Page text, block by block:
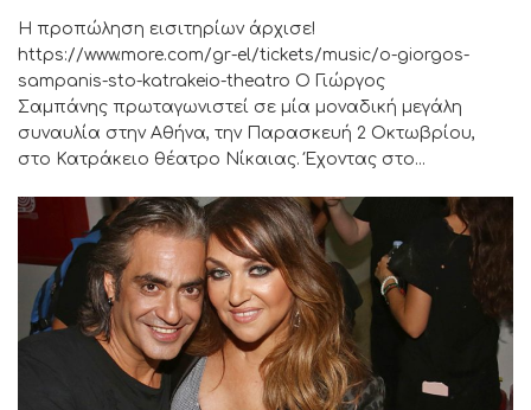
Η προπώληση εισιτηρίων άρχισε!
https://www.more.com/gr-el/tickets/music/o-giorgos-
sampanis-sto-katrakeio-theatro Ο Γιώργος
Σαμπάνης πρωταγωνιστεί σε μία μοναδική μεγάλη
συναυλία στην Αθήνα, την Παρασκευή 2 Οκτωβρίου,
στο Κατράκειο θέατρο Νίκαιας. Έχοντας στο...